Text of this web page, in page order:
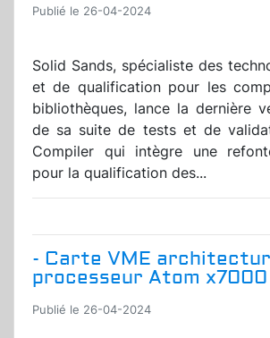
Publié le 26-04-2024
Solid Sands, spécialiste des
et de qualification pour les
bibliothèques, lance la dernière
de sa suite de tests et de
Compiler qui intègre une
pour la qualification des...
- Carte VME
processeur Atom x7000
Publié le 26-04-2024